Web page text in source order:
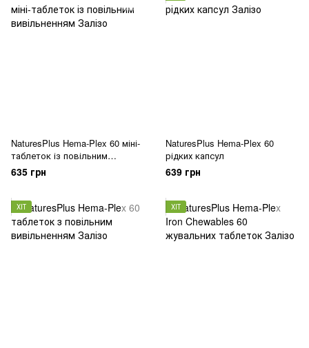
NaturesPlus Hema-Plex 60 міні-
таблеток із повільним
вивільненням
635 грн
NaturesPlus Hema-Plex 60
рідких капсул
639 грн
ХІТ ХІТ